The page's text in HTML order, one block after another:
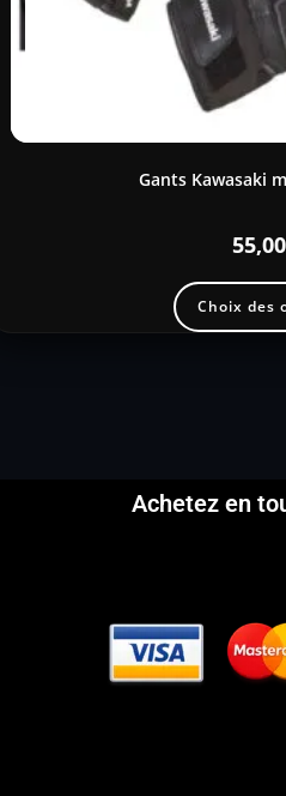
Gants Kawasaki
55,00
Choix des
Achetez en